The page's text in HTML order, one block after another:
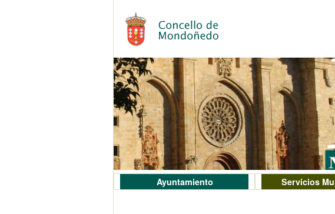
Ayuntamiento Servicios